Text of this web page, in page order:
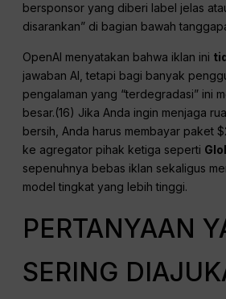
bersponsor yang diberi label jelas
disarankan” di bagian bawah
OpenAI menyatakan bahwa iklan ini
jawaban AI, tetapi bagi banyak
pengalaman yang “terdegradasi” ini
besar.(16) Jika Anda ingin menjaga
bersih, Anda harus membayar paket
ke agregator pihak ketiga seperti
sepenuhnya bebas iklan sekaligus
model tingkat yang lebih tinggi.
PERTANYAAN
SERING